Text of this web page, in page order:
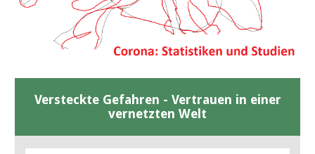
Versteckte Gefahren - Vertrauen in einer
vernetzten Welt